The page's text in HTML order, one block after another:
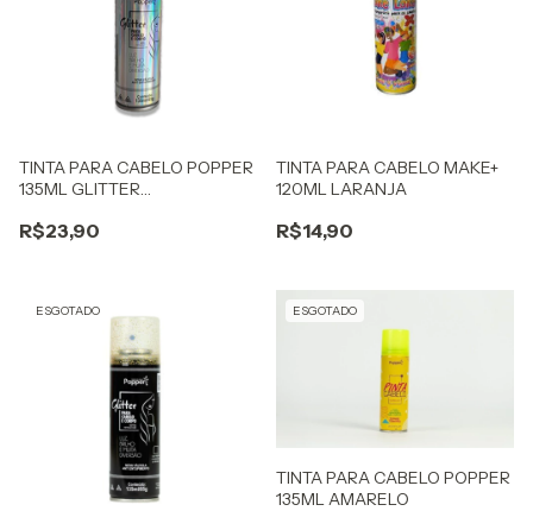
TINTA PARA CABELO POPPER
135ML GLITTER
R$23,90
TINTA PARA CABELO MAKE+
120ML LARANJA
R$14,90
ESGOTADO ESGOTADO
TINTA PARA CABELO POPPER
135ML AMARELO